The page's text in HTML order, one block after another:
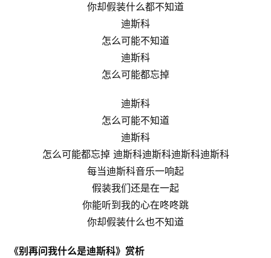
你却假装什么都不知道
迪斯科
怎么可能不知道
迪斯科
怎么可能都忘掉
迪斯科
怎么可能不知道
迪斯科
怎么可能都忘掉 迪斯科迪斯科迪斯科迪斯科
每当迪斯科音乐一响起
假装我们还是在一起
你能听到我的心在咚咚跳
你却假装什么也不知道
《别再问我什么是迪斯科》赏析